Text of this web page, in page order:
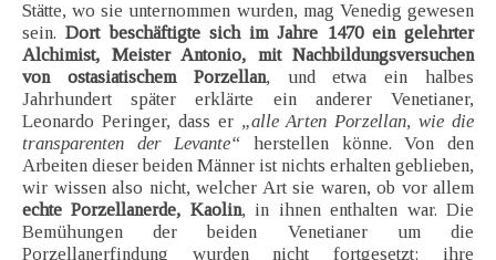
Stätte, wo sie unternommen wurden, mag Venedig gewesen
sein.Dort beschäftigte sich im Jahre 1470 ein gelehrter
Alchimist, Meister Antonio, mit Nachbildungsversuchen
von ostasiatischem Porzellan, und etwa ein halbes
Jahrhundert später erklärte ein anderer Venetianer,
Leonardo Peringer, dass er „alle Arten Porzellan, wie die
transparenten der Levante“ herstellen könne. Von den
Arbeiten dieser beiden Männer ist nichts erhalten geblieben,
wir wissen also nicht, welcher Art sie waren, ob vor allem
echte Porzellanerde, Kaolin, in ihnen enthalten war. Die
Bemühungen der beiden Venetianer um die
Porzellanerfindung wurden nicht fortgesetzt; ihre